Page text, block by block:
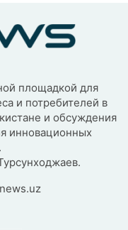
площадкой для
и потребителей в
и обсуждения
инновационных